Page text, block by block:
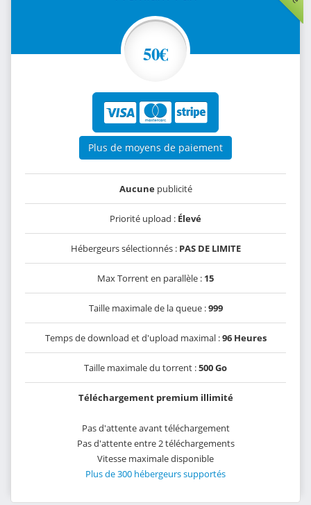
50€
Plus de moyens de paiement
Aucunepublicité
Priorité upload : Élevé
Hébergeurs sélectionnés : PAS DE LIMITE
Max Torrent en parallèle : 15
Taille maximale de la queue :999
Temps de download et d'upload maximal :96 Heures
Taille maximale du torrent :500 Go
Téléchargement premium illimité
Pas d'attente avant téléchargement
Pas d'attente entre 2 téléchargements
Vitesse maximale disponible
Plus de 300 hébergeurs supportés